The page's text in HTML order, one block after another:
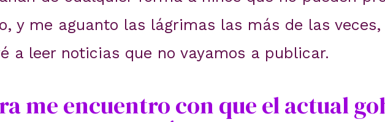
y me aguanto las lágrimas las más de las
a leer noticias que no vayamos a publicar.
me encuentro con que el actual